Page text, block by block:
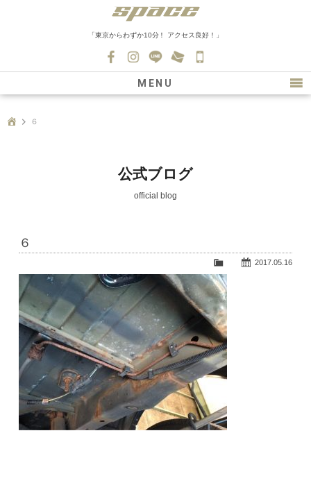
「東京からわずか10分！ アクセス良好！」
0139
MENU
新車情報
在庫車情報
会社紹介
スタッフ募集
６
公式ブログ
official blog
６
2017.05.16